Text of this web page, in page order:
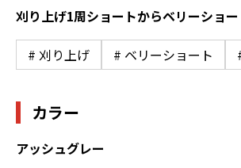
刈り上げ1周ショートからベリーショ
# 刈り上げ # ベリーショート
カラー
アッシュグレー